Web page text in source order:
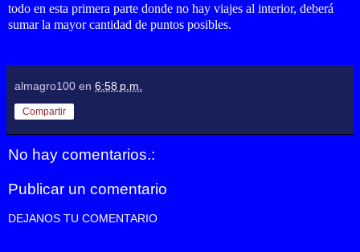
todo en esta primera parte donde no hay viajes al interior, deberá
sumar la mayor cantidad de puntos posibles.
almagro100 en 6:58 p.m.
Compartir
No hay comentarios.:
Publicar un comentario
DEJANOS TU COMENTARIO